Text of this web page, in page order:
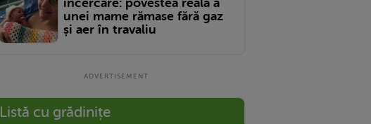
încercare: povestea reală a
unei mame rămase fără gaz
și aer în travaliu
Listă cu grădinițe